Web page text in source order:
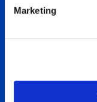
Marketing